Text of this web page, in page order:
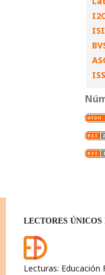
ISI
LECTORES ÚNICOS
Lecturas: